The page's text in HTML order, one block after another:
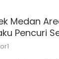
Medan
Pencuri